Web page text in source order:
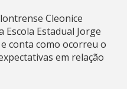
Cleonice
Escola Estadual Jorge
conta como ocorreu o
em relação